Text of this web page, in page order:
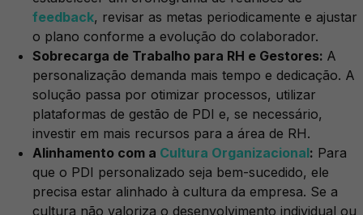
feedback, revisar as metas periodicamente e ajustar
o plano conforme a evolução do colaborador.
Sobrecarga de Trabalho para RH e Gestores: A
personalização demanda mais tempo e dedicação. A
solução passa por otimizar processos, utilizar
plataformas de gestão de PDI e, se necessário,
investir em mais recursos para a área de RH.
Alinhamento com a Cultura Organizacional: Para
que o PDI personalizado seja bem-sucedido, ele
precisa estar alinhado à cultura da empresa. Se a
cultura não valoriza o desenvolvimento individual ou